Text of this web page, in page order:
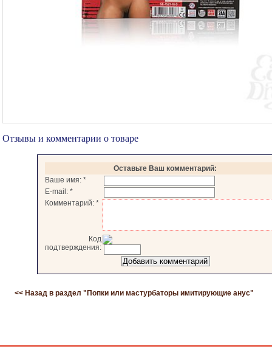
Отзывы и комментарии о товаре
Оставьте Ваш комментарий:
Ваше имя: *
E-mail: *
Комментарий: *
Код
подтверждения:
<< Назад в раздел " Попки или мастурбаторы имитирующие анус"